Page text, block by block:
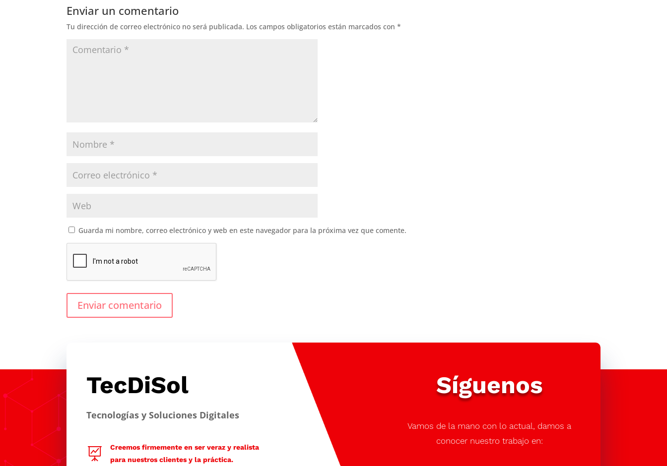
Enviar un comentario
Tu dirección de correo electrónico no será publicada. Los campos obligatorios están marcados con*
Guarda mi nombre, correo electrónico y web en este navegador para la próxima vez que comente.
Enviar comentario
TecDiSol
Tecnologías y Soluciones Digitales

Creemos firmemente en ser veraz y realista
para nuestros clientes y la práctica.
Síguenos
Vamos de la mano con lo actual, damos a
conocer nuestro trabajo en: